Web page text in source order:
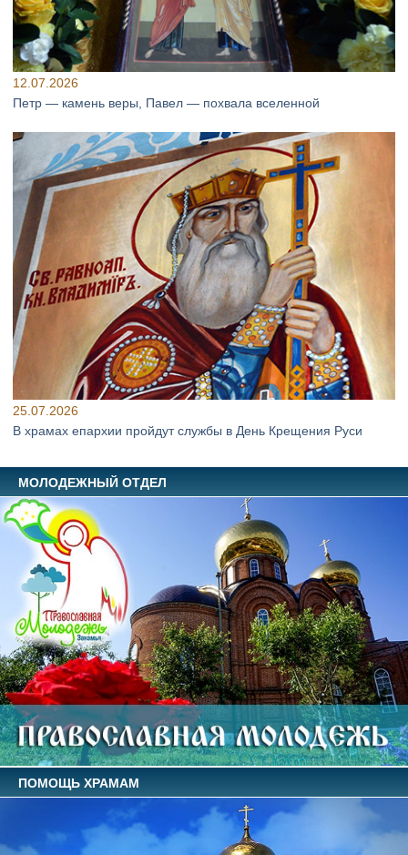
12.07.2026
Петр — камень веры, Павел — похвала вселенной
25.07.2026
В храмах епархии пройдут службы в День Крещения Руси
МОЛОДЕЖНЫЙ ОТДЕЛ
ПОМОЩЬ ХРАМАМ